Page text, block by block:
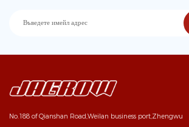
No.188 of Qianshan Road,Weilan business port,Zhengwu